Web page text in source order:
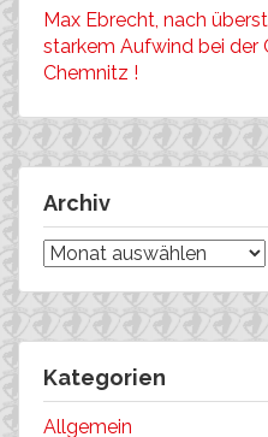
Max Ebrecht, nach
starkem Aufwind bei der
Chemnitz !
Archiv
Archiv
Kategorien
Allgemein